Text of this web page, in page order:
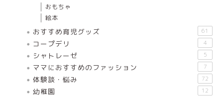
おもちゃ
絵本
おすすめ育児グッズ 61
コープデリ 4
シャトレーゼ 5
ママにおすすめのファッション 7
体験談・悩み 72
幼稚園 12